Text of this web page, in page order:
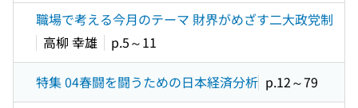
職場で考える今月のテーマ 財界がめざす二大政党制
高柳 幸雄
p.5～11
特集 04春闘を闘うための日本経済分析 p.12～79